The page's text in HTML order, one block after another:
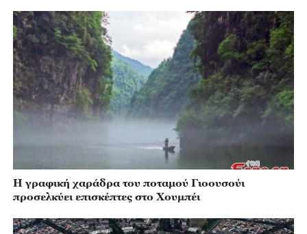
Η γραφική χαράδρα του ποταμού Γιοουσούι
προσελκύει επισκέπτες στο Χουμπέι